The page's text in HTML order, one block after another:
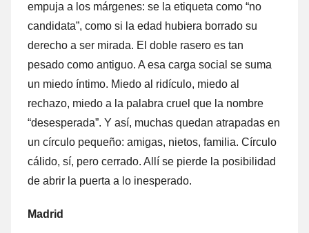
empuja a los márgenes: se la etiqueta como “no
candidata”, como si la edad hubiera borrado su
derecho a ser mirada. El doble rasero es tan
pesado como antiguo. A esa carga social se suma
un miedo íntimo. Miedo al ridículo, miedo al
rechazo, miedo a la palabra cruel que la nombre
“desesperada”. Y así, muchas quedan atrapadas en
un círculo pequeño: amigas, nietos, familia. Círculo
cálido, sí, pero cerrado. Allí se pierde la posibilidad
de abrir la puerta a lo inesperado.
Madrid